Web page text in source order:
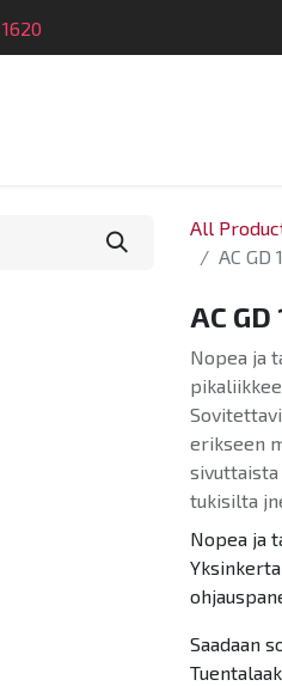
All
AC GD
AC
Nopea ja
erikseen
tukisilta
Nopea ja
Saadaan